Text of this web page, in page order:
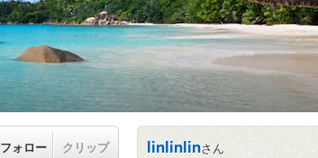
フォロー クリップ linlinlinさん